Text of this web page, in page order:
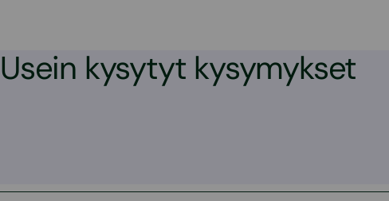
Usein kysytyt kysymykset